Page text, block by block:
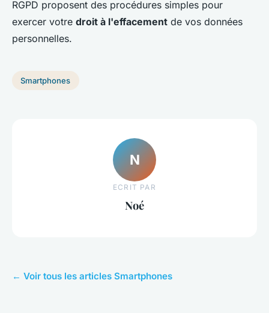
RGPD proposent des procédures simples pour
exercer votre droit à l'effacement de vos données
personnelles.
Smartphones
N
ECRIT PAR
Noé
← Voir tous les articles Smartphones